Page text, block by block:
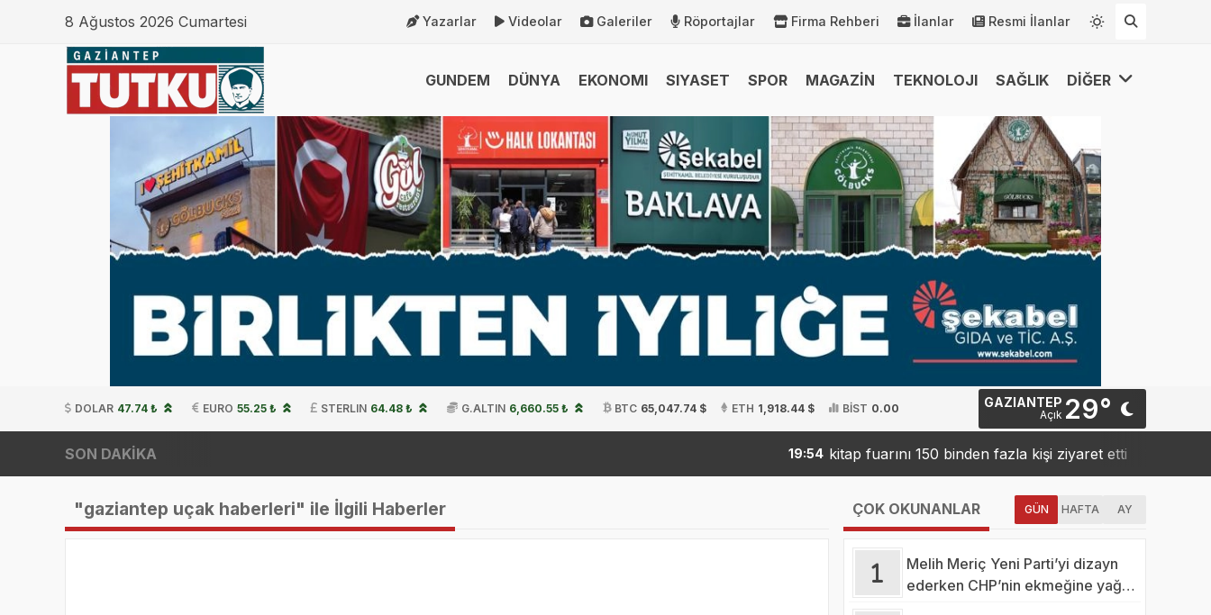
8 Ağustos 2026 Cumartesi Yazarlar Videolar Galeriler Röportajlar Firma Rehberi İlanlar Resmi İlanlar
GUNDEM DÜNYA EKONOMI SIYASET SPOR MAGAZİN TEKNOLOJI SAĞLIK DİĞER
DOLAR 47.74 ₺ EURO 55.25 ₺ STERLIN 64.48 ₺ G.ALTIN 6,660.55 ₺ BTC 65,047.74 $ ETH 1,918.44 $ BİST 0.00 GAZIANTEP
Açık 29°
SON DAKİKA kitap fuarını 150 binden fazla kişi ziyaret etti 19:42
"gaziantep uçak haberleri" ile İlgili Haberler ÇOK OKUNANLAR GÜN HAFTA AY
Melih Meriç Yeni Parti’yi dizayn
ederken CHP’nin ekmeğine yağ